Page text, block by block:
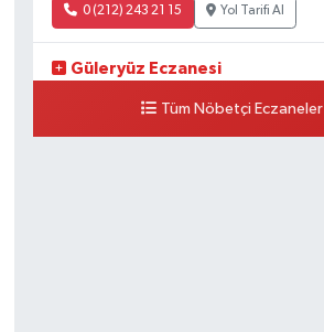
0 (212) 243 21 15 Yol Tarifi Al
Güleryüz Eczanesi
Arkası-kalaycıbahçe Meydana Doğru
Tüm Nöbetçi Eczaneler